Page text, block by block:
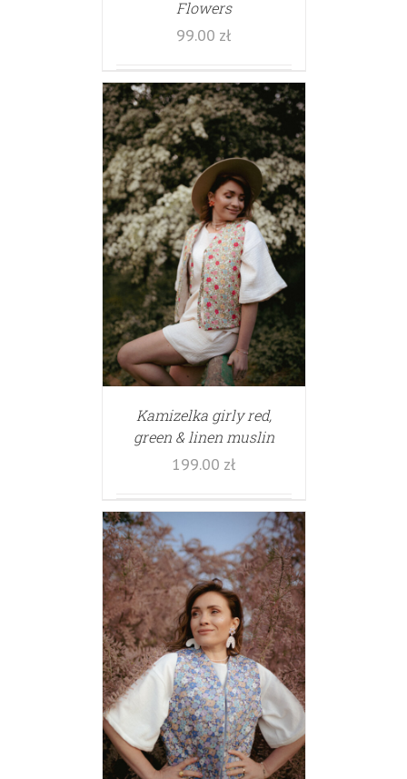
Flowers
99.00 zł
Kamizelka girly red,
green & linen muslin
199.00 zł